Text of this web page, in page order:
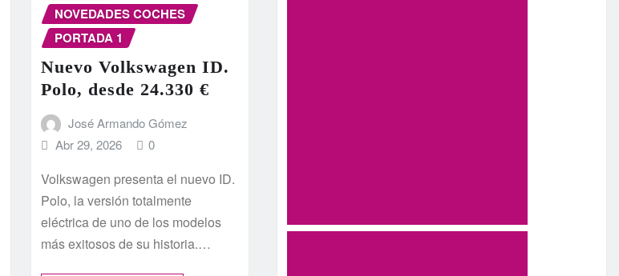
NOVEDADES COCHES
PORTADA 1
Nuevo Volkswagen ID.
Polo, desde 24.330 €
José Armando Gómez
Abr 29, 2026
0
Volkswagen presenta el nuevo ID.
Polo, la versión totalmente
eléctrica de uno de los modelos
más exitosos de su historia.…